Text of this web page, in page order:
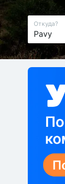
Откуда?